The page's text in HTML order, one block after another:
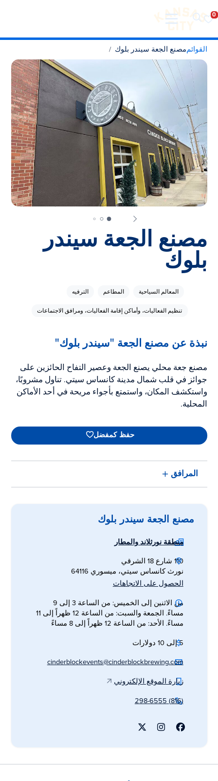
تفضل بزيارة مدينة كانساس سيتي
الانتقال إلى المحتوى
القوائممصنع الجعة سيندر بلوك
مصنع الجعة سيندر
بلوك
المعالم السياحية المطاعم الترفيه
تنظيم الفعاليات، وأماكن إقامة الفعاليات، ومرافق الاجتماعات
نبذة عن مصنع الجعة "سيندر بلوك"
مصنع جعة محلي يصنع الجعة وعصير التفاح الحائزين على
جوائز في قلب شمال مدينة كانساس سيتي. تناول مشروبًا،
واستكشف المكان، واستمتع بأجواء مريحة في أحد الأماكن
المحلية.
حفظ كمفضل
المرافق
مصنع الجعة سيندر بلوك
منطقة نورثلاند والمطار
110 شارع 18 الشرقي
نورث كانساس سيتي، ميسوري 64116
الحصول على الاتجاهات
من الاثنين إلى الخميس: من الساعة 3 إلى 9
مساءً. الجمعة والسبت: من الساعة 12 ظهراً إلى 11
مساءً. الأحد: من الساعة 12 ظهراً إلى 8 مساءً
5 إلى 10 دولارات
cinderblockevents@cinderblockbrewing.com
زيارة الموقع الإلكتروني
(816) 298-6555